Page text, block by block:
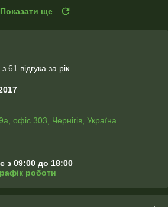
Показати ще
61 відгука за рік
офіс 303, Чернігів, Україна
з 09:00 до 18:00
роботи